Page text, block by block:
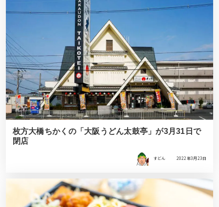
枚方大橋ちかくの「大阪うどん太鼓亭」が3月31日で
閉店
すどん 2022年3月23日